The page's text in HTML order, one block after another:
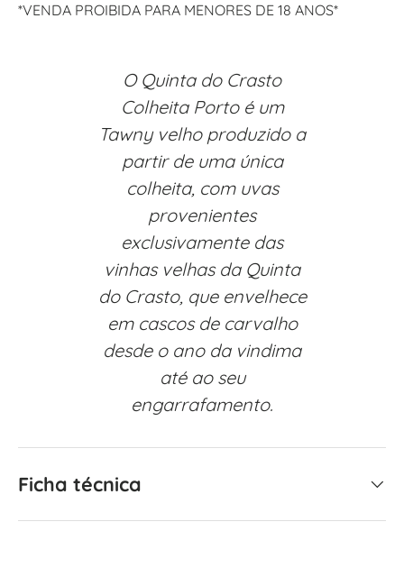
*VENDA PROIBIDA PARA MENORES DE 18 ANOS*
O Quinta do Crasto
Colheita Porto é um
Tawny velho produzido a
partir de uma única
colheita, com uvas
provenientes
exclusivamente das
vinhas velhas da Quinta
do Crasto, que envelhece
em cascos de carvalho
desde o ano da vindima
até ao seu
engarrafamento.
Ficha técnica